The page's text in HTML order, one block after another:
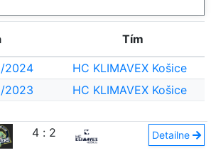
Tím
2024
HC KLIMAVEX Košice
2023
HC KLIMAVEX Košice
4 : 2 Detailne